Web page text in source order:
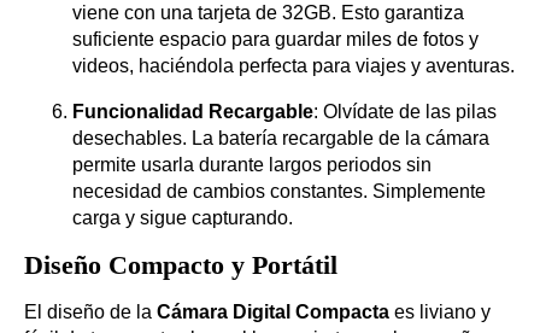
viene con una tarjeta de 32GB. Esto garantiza
suficiente espacio para guardar miles de fotos y
videos, haciéndola perfecta para viajes y aventuras.
Funcionalidad Recargable: Olvídate de las pilas
desechables. La batería recargable de la cámara
permite usarla durante largos periodos sin
necesidad de cambios constantes. Simplemente
carga y sigue capturando.
Diseño Compacto y Portátil
El diseño de la Cámara Digital Compacta es liviano y